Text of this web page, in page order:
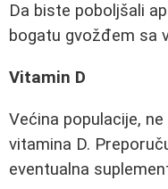
Da biste poboljšali
bogatu gvožđem sa
Vitamin D
Većina populacije,
vitamina D.
eventualna